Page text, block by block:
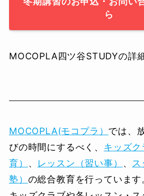
ら
MOCOPLA四ツ谷STUDYの詳
MOCOPLA(モコプラ） では、
びの時間にするべく、 キッズ
育）
、 レッスン（習い事） 、 ス
塾） の総合教育を行っています